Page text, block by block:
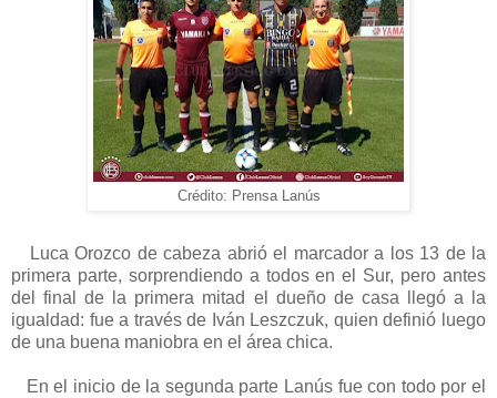
Crédito: Prensa Lanús
Luca Orozco de cabeza abrió el marcador a los 13 de la
primera parte, sorprendiendo a todos en el Sur, pero antes
del final de la primera mitad el dueño de casa llegó a la
igualdad: fue a través de Iván Leszczuk, quien definió luego
de una buena maniobra en el área chica.
En el inicio de la segunda parte Lanús fue con todo por el